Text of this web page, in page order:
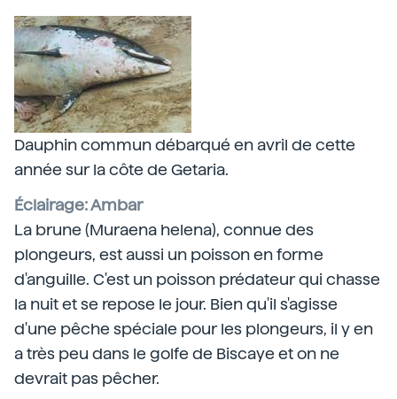
Dauphin commun débarqué en avril de cette
année sur la côte de Getaria.
Éclairage: Ambar
La brune (Muraena helena), connue des
plongeurs, est aussi un poisson en forme
d'anguille. C'est un poisson prédateur qui chasse
la nuit et se repose le jour. Bien qu'il s'agisse
d'une pêche spéciale pour les plongeurs, il y en
a très peu dans le golfe de Biscaye et on ne
devrait pas pêcher.